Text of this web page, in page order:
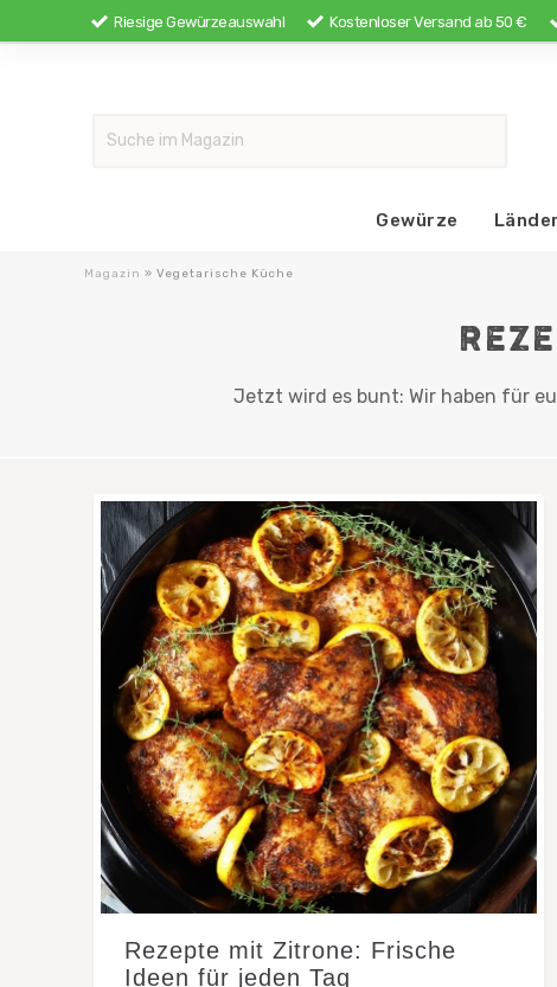
Riesige Gewürzeauswahl Kostenloser Versand ab 50 €
Gewürze
Jetzt wird es bunt: Wir haben für
Magazin » Vegetarische Küche
Rezepte mit Zitrone: Frische
Ideen für jeden Tag